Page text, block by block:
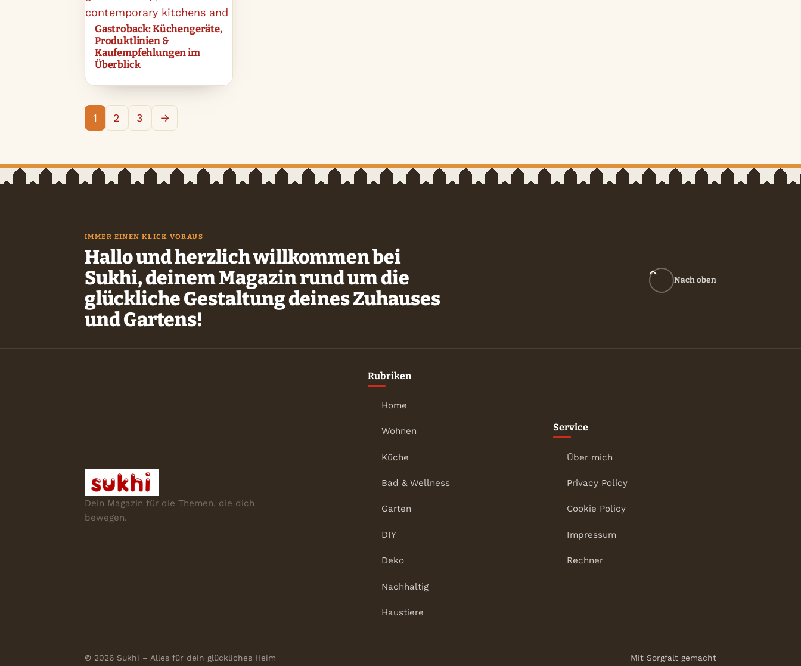
Gastroback: Küchengeräte,
Produktlinien &
Kaufempfehlungen im
Überblick
1 2 3 →
IMMER EINEN KLICK VORAUS
Hallo und herzlich willkommen bei
Sukhi, deinem Magazin rund um die
glückliche Gestaltung deines Zuhauses
und Gartens!
Nach oben
Dein Magazin für die Themen, die dich
bewegen.
Rubriken
Home
Wohnen
Küche
Bad & Wellness
Garten
DIY
Deko
Nachhaltig
Haustiere
Service
Über mich
Privacy Policy
Cookie Policy
Impressum
Rechner
© 2026 Sukhi – Alles für dein glückliches Heim Mit Sorgfalt gemacht